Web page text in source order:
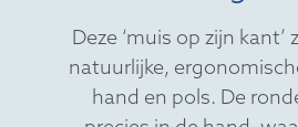
Deze ‘muis op zijn
natuurlijke,
hand en pols. De